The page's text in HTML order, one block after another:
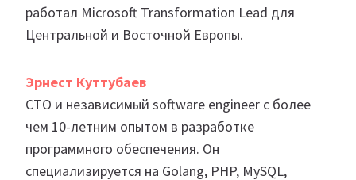
работал Microsoft Transformation Lead для
Центральной и Восточной Европы.
Эрнест Куттубаев
CTO и независимый software engineer с более
чем 10-летним опытом в разработке
программного обеспечения. Он
специализируется на Golang, PHP, MySQL,